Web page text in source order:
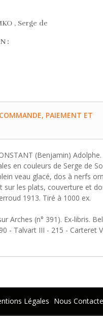
, Serge de
:
PAIEMENT ET
(Benjamin) Adolphe.
en couleurs de Serge de
veau glacé, dos à nerfs
sur les plats, couverture et
1913. Tiré à 1000 ex.
Arches (n° 391). Ex-libris.
- Talvart III - 215 - Carteret
Légales Nous